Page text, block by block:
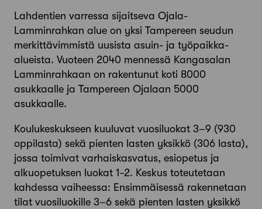
Lahdentien varressa sijaitseva Ojala-
Lamminrahkan alue on yksi Tampereen seudun
merkittävimmistä uusista asuin- ja työpaikka-
alueista. Vuoteen 2040 mennessä Kangasalan
Lamminrahkaan on rakentunut koti 8000
asukkaalle ja Tampereen Ojalaan 5000
asukkaalle.
Koulukeskukseen kuuluvat vuosiluokat 3–9 (930
oppilasta) sekä pienten lasten yksikkö (306 lasta),
jossa toimivat varhaiskasvatus, esiopetus ja
alkuopetuksen luokat 1-2. Keskus toteutetaan
kahdessa vaiheessa: Ensimmäisessä rakennetaan
tilat vuosiluokille 3–6 sekä pienten lasten yksikkö